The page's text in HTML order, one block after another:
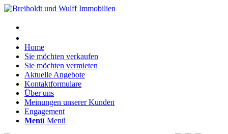
Home
Sie möchten verkaufen
Sie möchten vermieten
Aktuelle Angebote
Kontaktformulare
Über uns
Meinungen unserer Kunden
Engagement
Menü Menü